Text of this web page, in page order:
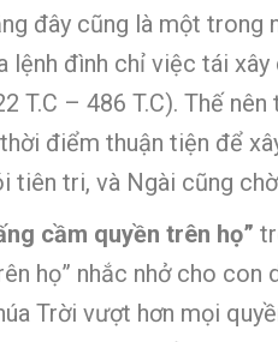
đây cũng là một
đình chỉ việc tái
– 486 T.C). Thế
điểm thuận tiện để
tri, và Ngài cũng
cầm quyền trên họ”
họ” nhắc nhở cho
Trời vượt hơn mọi